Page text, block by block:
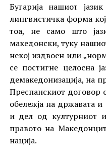
Бугарија нашиот
лингвистичка форма
тоа, не само што
македонски, туку
некој издвоен или
се постигне целосна
демакедонизација, на
Преспанскиот договор
обележја на државата
и дел од културниот
правото на
нација.